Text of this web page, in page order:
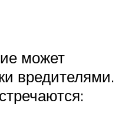
может
вредителями.